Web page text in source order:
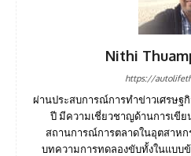
Nithi
https://
ผ่านประสบการณ์การทำข่าวเศรษฐ
ปี มีความเชี่ยวชาญด้านการเขีย
สถานการณ์การตลาดในอุตสาห
บทความการทดลองขับทั้งในแบบ